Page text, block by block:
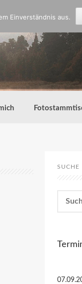
SUCHE
nach:
Einverständnis aus.